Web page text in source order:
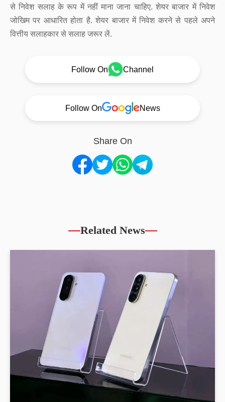
से निवेश सलाह के रूप में नहीं माना जाना चाहिए. शेयर बाजार में निवेश
जोखिम पर आधारित होता है. शेयर बाजार में निवेश करने से पहले अपने
वित्तीय सलाहकार से सलाह जरूर लें.
Follow On Channel
Follow On News
Share On
Related News